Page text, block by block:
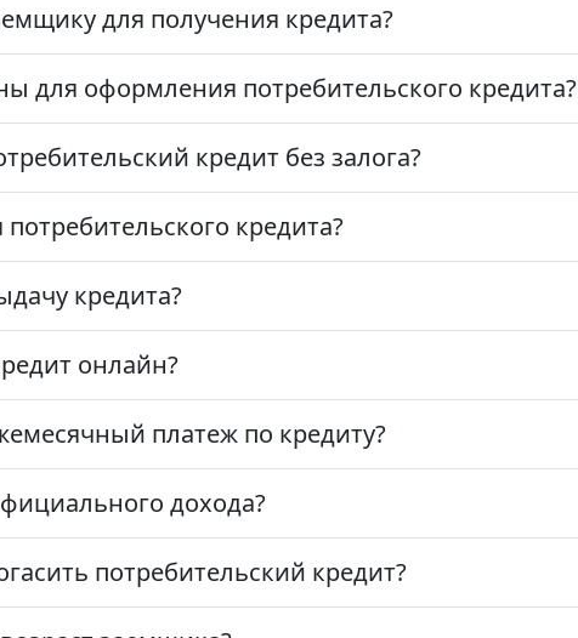
для получения кредита?
для оформления потребительского кредита?
кредит без залога?
кредита?
кредита?
онлайн?
платеж по кредиту?
дохода?
потребительский кредит?